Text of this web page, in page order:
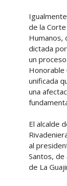
de la
Humanos,
dictada
un
Honorable
unificada
una
El alcalde
al
Santos,
de La